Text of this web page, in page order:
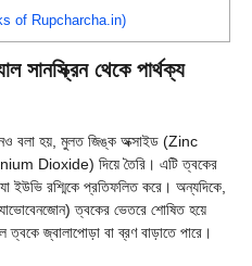
of Rupcharcha.in)
সানস্ক্রিন থেকে পার্থক্য
বলা হয়, মুলত জিঙ্ক অক্সাইড (Zinc
Dioxide) দিয়ে তৈরি। এটি ত্বকের
ইউভি রশ্মিকে প্রতিফলিত করে। অন্যদিকে,
ত্বকের ভেতরে শোষিত হয়ে
ত্বকে জ্বালাপোড়া বা ব্রণ বাড়াতে পারে।